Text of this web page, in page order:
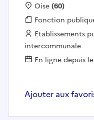
Localisation :
Oise(60)
Fonction
Fonction
Employeur :
Etablissements
intercommunale
En ligne depuis
Ajouter aux